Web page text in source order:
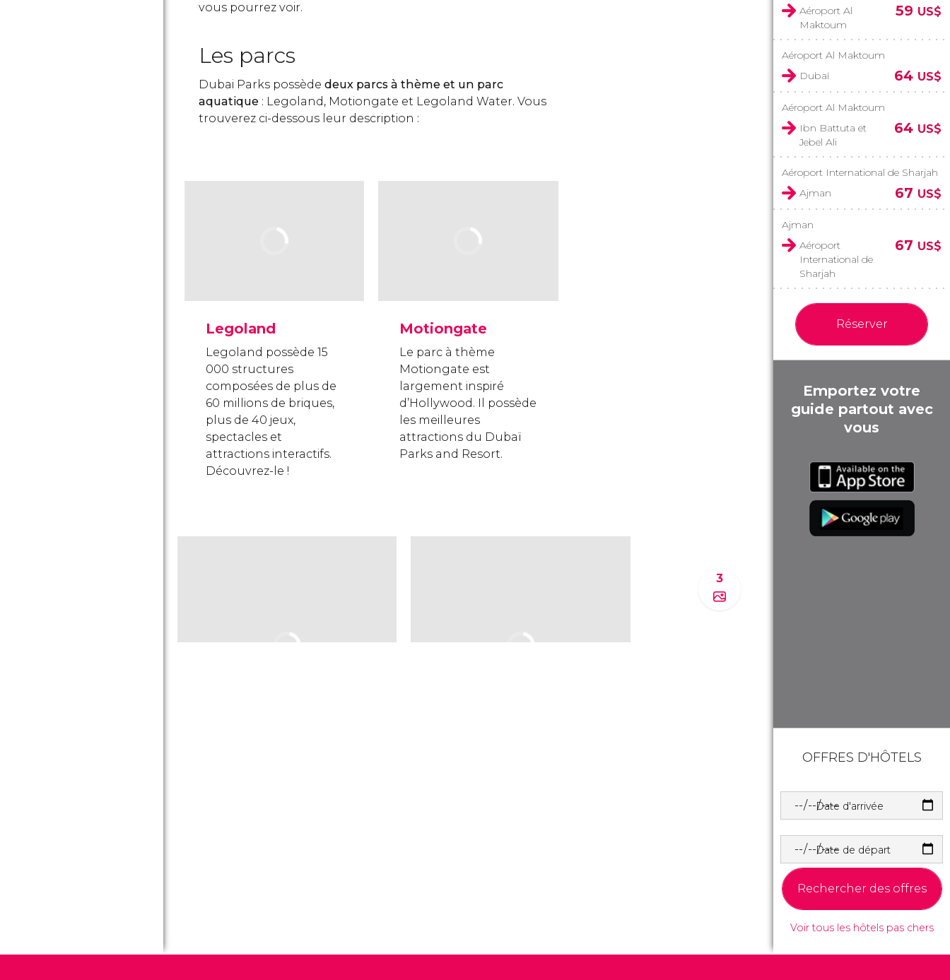
vous pourrez voir.
Les parcs
Dubai Parks possède deux parcs à thème et un parc
aquatique : Legoland, Motiongate et Legoland Water. Vous
trouverez ci-dessous leur description :
Legoland
Legoland possède 15
000 structures
composées de plus de
60 millions de briques,
plus de 40 jeux,
spectacles et
attractions interactifs.
Découvrez-le !
Motiongate
Le parc à thème
Motiongate est
largement inspiré
d’Hollywood. Il possède
les meilleures
attractions du Dubaï
Parks and Resort.
3
Aéroport Al
Maktoum
59 US$
Aéroport Al Maktoum
Dubaï
64 US$
Aéroport Al Maktoum
Ibn Battuta et
Jebel Ali
64 US$
Aéroport International de Sharjah
Ajman
67 US$
Ajman
Aéroport
International de
Sharjah
67 US$
Réserver
Emportez votre
guide partout avec
vous
OFFRES D'HÔTELS
Date d'arrivée
Date de départ
Rechercher des offres
Voir tous les hôtels pas chers